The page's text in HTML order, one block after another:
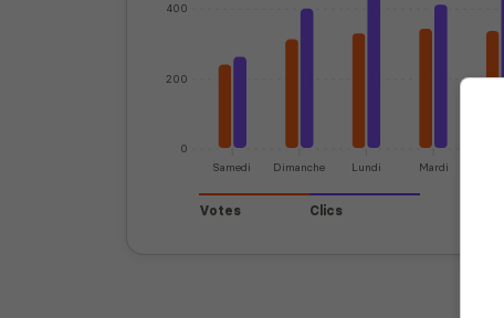
0
200
400
Samedi Dimanche Lundi Mardi
Votes Clics